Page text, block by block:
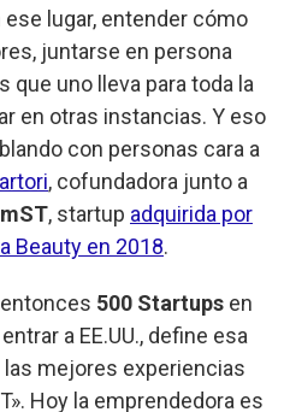
ese lugar, entender cómo
juntarse en persona
que uno lleva para toda la
en otras instancias. Y eso
con personas cara a
, cofundadora junto a
, startup adquirida por
Beauty en 2018.
500 Startups en
a EE.UU., define esa
mejores experiencias
Hoy la emprendedora es